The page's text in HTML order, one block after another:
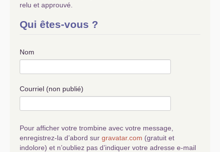
2 art (123 tfue
banques privées
aux états ( mais aux banques privées contre
liberté totale de mouvement de capitaux
interdiction aux états (quelque soit ça couleur
4 art (49 tfue)
liberté d’établissement
quelques soit la couleur politique (liberté totale,
relu et approuvé.
Qui êtes-vous ?
Nom
Courriel (non publié)
Pour afficher votre trombine avec votre message,
enregistrez-la d’abord sur gravatar.com (gratuit et
indolore) et n’oubliez pas d’indiquer votre adresse e-mail